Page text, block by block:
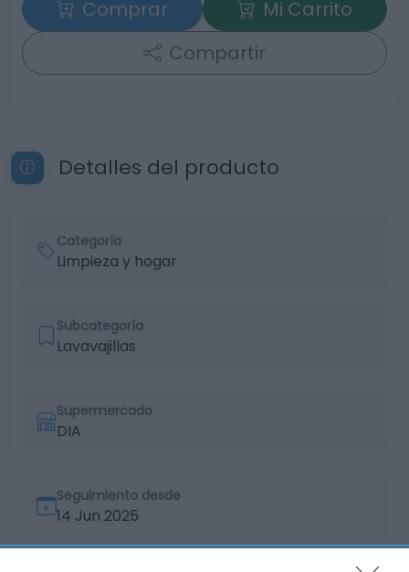
Comprar
Mi Carrito
Compartir
Detalles del producto
Categoría
Limpieza y hogar
Subcategoría
Lavavajillas
Supermercado
DIA
Seguimiento desde
14 Jun 2025